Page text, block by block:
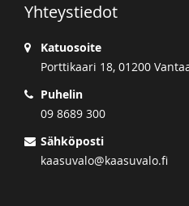
Yhteystiedot
Katuosoite
Porttikaari 18, 01200
Puhelin
09 8689 300
Sähköposti
kaasuvalo@kaasuvalo.fi